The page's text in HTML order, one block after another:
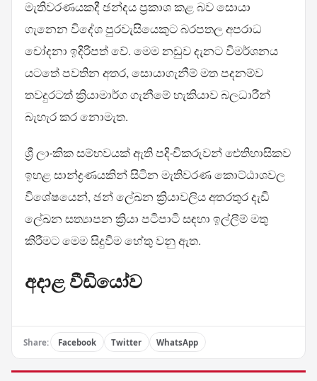
මැතිවරණයකදී ඡන්දය ප්‍රකාශ කළ බව සොයා
ගැනෙන විදේශ පුරවැසියෙකුට බරපතල අපරාධ
චෝදනා ඉදිරිපත් වේ. මෙම නඩුව දැනට විමර්ශනය
යටතේ පවතින අතර, සොයාගැනීම් මත පදනම්ව
තවදුරටත් ක්‍රියාමාර්ග ගැනීමේ හැකියාව බලධාරීන්
බැහැර කර නොමැත.
ශ්‍රී ලාංකික සම්භවයක් ඇති පදිංචිකරුවන් ඓතිහාසිකව
ඉහළ සාන්ද්‍රණයකින් සිටින මැතිවරණ කොට්ඨාශවල
විශේෂයෙන්, ඡන් ලේඛන ක්‍රියාවලිය අතරතුර දැඩි
ලේඛන සත්‍යාපන ක්‍රියා පටිපාටි සඳහා ඉල්ලීම් මතු
කිරීමට මෙම සිදුවීම හේතු වනු ඇත.
අදාළ වීඩියෝව
Share: Facebook Twitter WhatsApp